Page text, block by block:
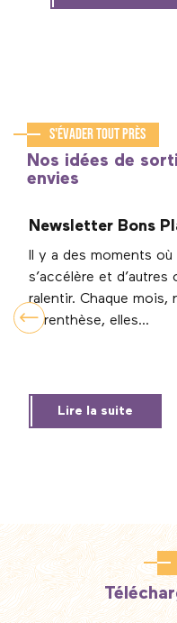
S'évader tout près
Nos idées de
envies
Newsletter Bons
Il y a des moments
s’accélère et
ralentir. Chaque
parenthèse, elles...
Lire la suite